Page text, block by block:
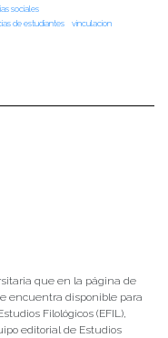
sociales
de estudiantes
vinculacion
que en la página de
encuentra disponible para
Filológicos (EFIL),
editorial de Estudios